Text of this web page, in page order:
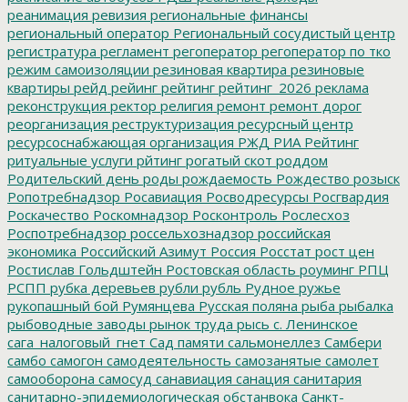
реанимация ревизия региональные финансы
региональный оператор Региональный сосудистый центр
регистратура регламент регоператор регоператор по тко
режим самоизоляции резиновая квартира резиновые
квартиры рейд рейинг рейтинг рейтинг_2026 реклама
реконструкция ректор религия ремонт ремонт дорог
реорганизация реструктуризация ресурсный центр
ресурсоснабжающая организация РЖД РИА Рейтинг
ритуальные услуги рйтинг рогатый скот роддом
Родительский день роды рождаемость Рождество розыск
Ропотребнадзор Росавиация Росводресурсы Росгвардия
Роскачество Роскомнадзор Росконтроль Рослесхоз
Роспотребнадзор россельхознадзор российская
экономика Российский Азимут Россия Росстат рост цен
Ростислав Гольдштейн Ростовская область роуминг РПЦ
РСПП рубка деревьев рубли рубль Рудное ружье
рукопашный бой Румянцева Русская поляна рыба рыбалка
рыбоводные заводы рынок труда рысь с. Ленинское
сага_налоговый_гнет Сад памяти сальмонеллез Самбери
самбо самогон самодеятельность самозанятые самолет
самооборона самосуд санавиация санация санитария
санитарно-эпидемиологическая обстанвока Санкт-